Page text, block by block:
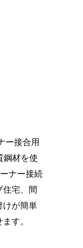
ー接合用
鋼材を使
ナー接続
住宅、間
けが簡単
す。